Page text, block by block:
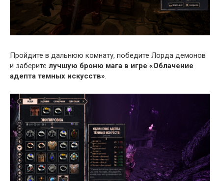
Пройдите в дальнюю комнату, победите Лорда демонов
и заберите лучшую броню мага в игре «Облачение
адепта темных искусств».